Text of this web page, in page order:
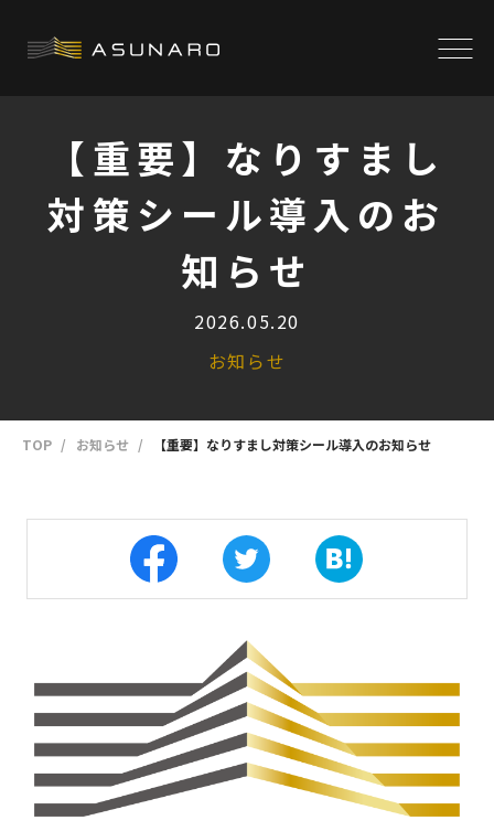
【重要】なりすまし
対策シール導入のお
知らせ
2026.05.20
お知らせ
TOP お知らせ 【重要】なりすまし対策シール導入のお知らせ